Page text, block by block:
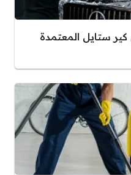
ستايل المعتمدة